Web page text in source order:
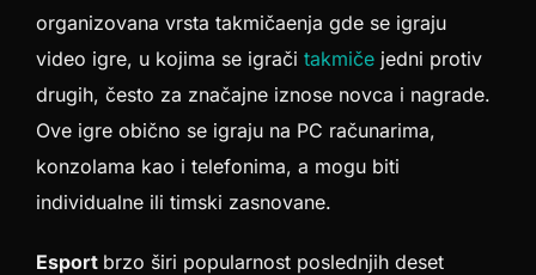
organizovana vrsta takmičaenja gde se igraju
video igre, u kojima se igrači takmiče jedni protiv
drugih, često za značajne iznose novca i nagrade.
Ove igre obično se igraju na PC računarima,
konzolama kao i telefonima, a mogu biti
individualne ili timski zasnovane.
Esport brzo širi popularnost poslednjih deset